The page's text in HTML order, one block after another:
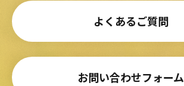
よくあるご質問
お問い合わせフォーム